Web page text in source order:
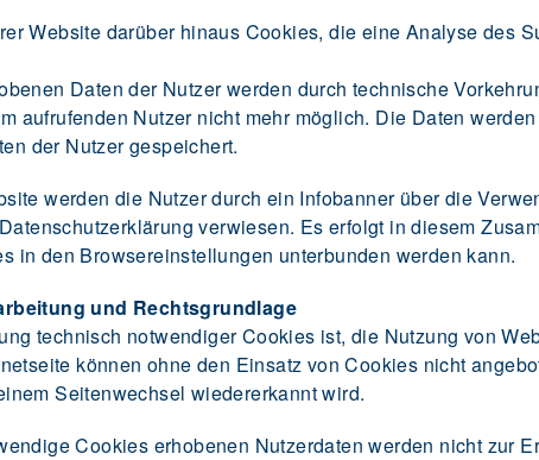
Website darüber hinaus Cookies, die eine Analyse des
Daten der Nutzer werden durch technische
aufrufenden Nutzer nicht mehr möglich. Die Daten
der Nutzer gespeichert.
werden die Nutzer durch ein Infobanner über die
verwiesen. Es erfolgt in diesem
in den Browsereinstellungen unterbunden werden kann.
und Rechtsgrundlage
technisch notwendiger Cookies ist, die Nutzung von
können ohne den Einsatz von Cookies nicht
Seitenwechsel wiedererkannt wird.
Cookies erhobenen Nutzerdaten werden nicht zur